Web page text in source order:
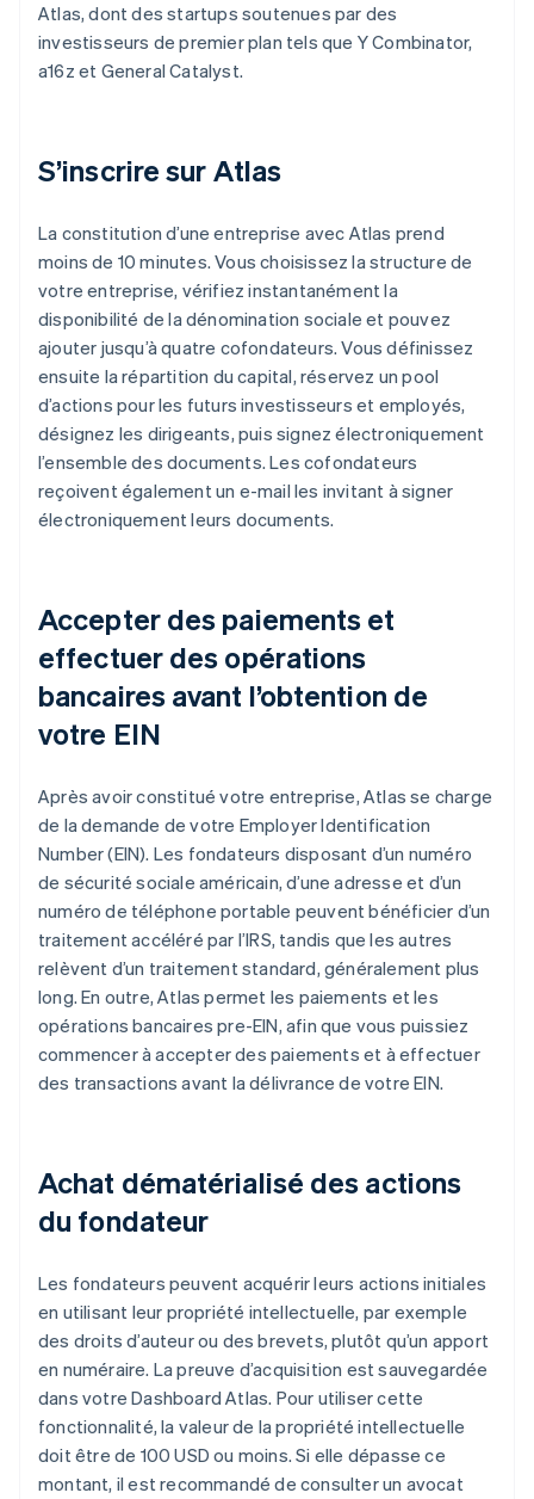
Atlas, dont des startups soutenues par des
investisseurs de premier plan tels que Y Combinator,
a16z et General Catalyst.
S’inscrire sur Atlas
La constitution d’une entreprise avec Atlas prend
moins de 10 minutes. Vous choisissez la structure de
votre entreprise, vérifiez instantanément la
disponibilité de la dénomination sociale et pouvez
ajouter jusqu’à quatre cofondateurs. Vous définissez
ensuite la répartition du capital, réservez un pool
d’actions pour les futurs investisseurs et employés,
désignez les dirigeants, puis signez électroniquement
l’ensemble des documents. Les cofondateurs
reçoivent également un e-mail les invitant à signer
électroniquement leurs documents.
Accepter des paiements et
effectuer des opérations
bancaires avant l’obtention de
votre EIN
Après avoir constitué votre entreprise, Atlas se charge
de la demande de votre Employer Identification
Number (EIN). Les fondateurs disposant d’un numéro
de sécurité sociale américain, d’une adresse et d’un
numéro de téléphone portable peuvent bénéficier d’un
traitement accéléré par l’IRS, tandis que les autres
relèvent d’un traitement standard, généralement plus
long. En outre, Atlas permet les paiements et les
opérations bancaires pre-EIN, afin que vous puissiez
commencer à accepter des paiements et à effectuer
des transactions avant la délivrance de votre EIN.
Achat dématérialisé des actions
du fondateur
Les fondateurs peuvent acquérir leurs actions initiales
en utilisant leur propriété intellectuelle, par exemple
des droits d’auteur ou des brevets, plutôt qu’un apport
en numéraire. La preuve d’acquisition est sauvegardée
dans votre Dashboard Atlas. Pour utiliser cette
fonctionnalité, la valeur de la propriété intellectuelle
doit être de 100 USD ou moins. Si elle dépasse ce
montant, il est recommandé de consulter un avocat